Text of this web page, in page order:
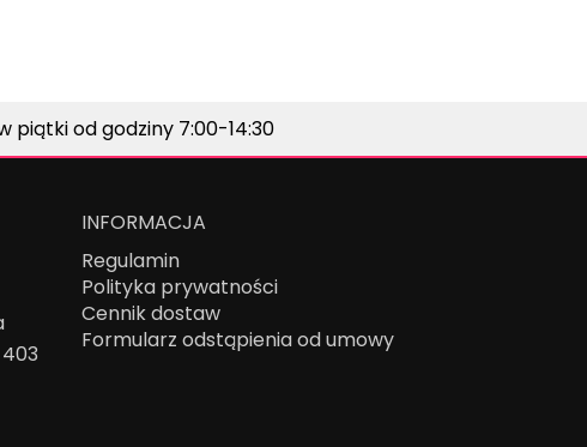
piątki od godziny 7:00-14:30
INFORMACJA
Regulamin
Polityka prywatności
Cennik dostaw
Formularz odstąpienia od umowy